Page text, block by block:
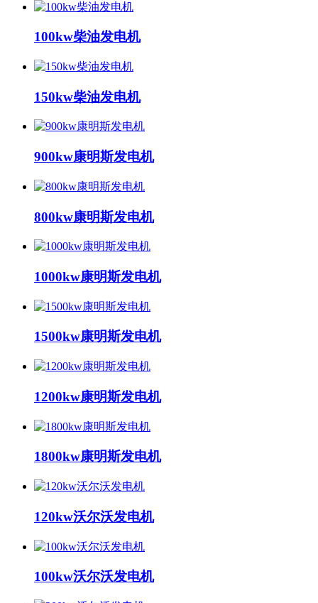
100kw柴油发电机
150kw柴油发电机
900kw康明斯发电机
800kw康明斯发电机
1000kw康明斯发电机
1500kw康明斯发电机
1200kw康明斯发电机
1800kw康明斯发电机
120kw沃尔沃发电机
100kw沃尔沃发电机